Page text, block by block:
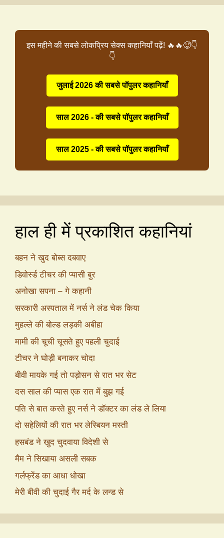
इस महीने की सबसे लोकप्रिय सेक्स कहानियाँ पढ़ें! 🔥🔥🥵👇
👇
जुलाई 2026 की सबसे पॉपुलर कहानियाँ
साल 2026 - की सबसे पॉपुलर कहानियाँ
साल 2025 - की सबसे पॉपुलर कहानियाँ
हाल ही में प्रकाशित कहानियां
बहन ने खुद बोब्स दबवाए
डिवोर्स्ड टीचर की प्यासी बुर
अनोखा सपना – गे कहानी
सरकारी अस्पताल में नर्स ने लंड चेक किया
मुहल्ले की बोल्ड लड़की अबीहा
मामी की चूची चूसते हुए पहली चुदाई
टीचर ने घोड़ी बनाकर चोदा
बीवी मायके गई तो पड़ोसन से रात भर सेट
दस साल की प्यास एक रात में बुझ गई
पति से बात करते हुए नर्स ने डॉक्टर का लंड ले लिया
दो सहेलियों की रात भर लेस्बियन मस्ती
हसबंड ने खुद चुदवाया विदेशी से
मैम ने सिखाया असली सबक
गर्लफ्रेंड का आधा धोखा
मेरी बीवी की चुदाई गैर मर्द के लन्ड से